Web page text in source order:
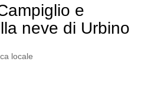
e
neve di Urbino
locale